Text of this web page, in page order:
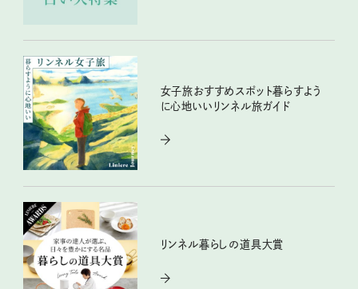
女子旅おすすめスポット暮らすよう
に心地いいリンネル旅ガイド
リンネル暮らしの道具大賞